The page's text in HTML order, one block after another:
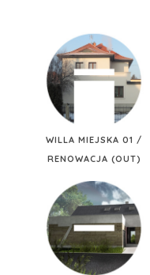
WILLA MIEJSKA 01 /
RENOWACJA (OUT)